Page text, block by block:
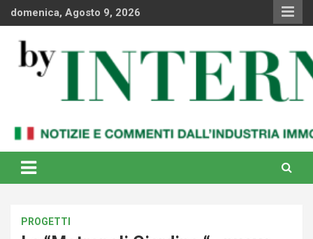
Skipdomenica, Agosto 9, 2026
By Internews
internazionale
PROGETTI